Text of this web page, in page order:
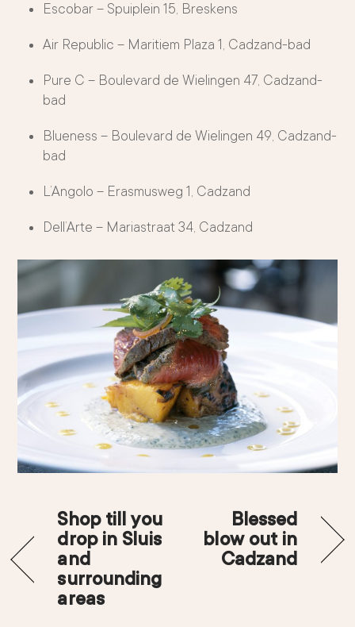
Escobar – Spuiplein 15, Breskens
Air Republic – Maritiem Plaza 1, Cadzand-bad
Pure C – Boulevard de Wielingen 47, Cadzand-
bad
Blueness – Boulevard de Wielingen 49, Cadzand-
bad
L’Angolo – Erasmusweg 1, Cadzand
Dell’Arte – Mariastraat 34, Cadzand
Shop till you
drop in Sluis
and
surrounding
areas
Blessed
blow out in
Cadzand